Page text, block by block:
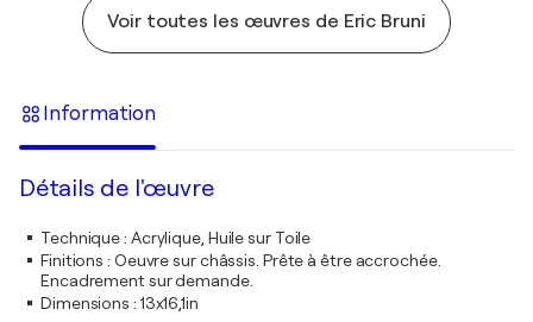
Voir toutes les œuvres de Eric Bruni
Information
Détails de l'œuvre
Technique: Acrylique, Huile sur Toile
Finitions : Oeuvre sur châssis. Prête à être accrochée.
Encadrement sur demande.
Dimensions : 13x16,1in